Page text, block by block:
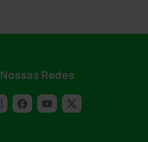
Nossas Redes